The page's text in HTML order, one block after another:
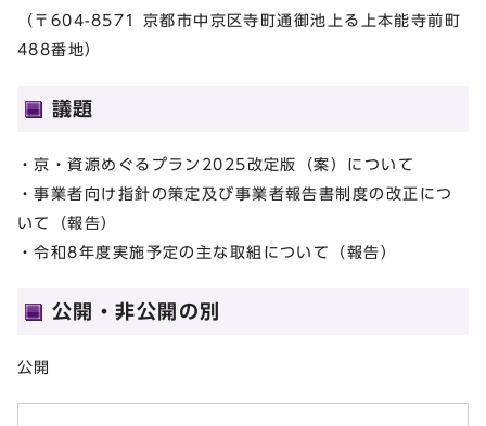
（〒604-8571 京都市中京区寺町通御池上る上本能寺前町
488番地）
議題
・京・資源めぐるプラン2025改定版（案）について
・事業者向け指針の策定及び事業者報告書制度の改正につ
いて（報告）
・令和8年度実施予定の主な取組について（報告）
公開・非公開の別
公開